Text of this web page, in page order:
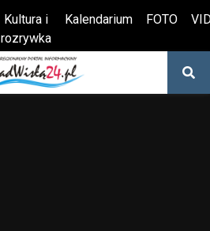
Kultura i
rozrywka
Kalendarium FOTO